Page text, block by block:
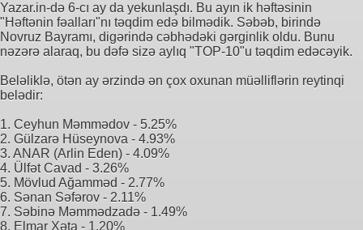
Yazar.in-də 6-cı ay da yekunlaşdı. Bu ayın ik həftəsinin
"Həftənin fəalları"nı təqdim edə bilmədik. Səbəb, birində
Novruz Bayramı, digərində cəbhədəki gərginlik oldu. Bunu
nəzərə alaraq, bu dəfə sizə aylıq "TOP-10"u təqdim edəcəyik.
Beləliklə, ötən ay ərzində ən çox oxunan müəlliflərin reytinqi
belədir:
1. Ceyhun Məmmədov - 5.25%
2. Gülzarə Hüseynova - 4.93%
3. ANAR (Arlin Eden) - 4.09%
4. Ülfət Cavad - 3.26%
5. Mövlud Ağamməd - 2.77%
6. Sənan Səfərov - 2.11%
7. Səbinə Məmmədzadə - 1.49%
8. Elmar Xəta - 1.20%